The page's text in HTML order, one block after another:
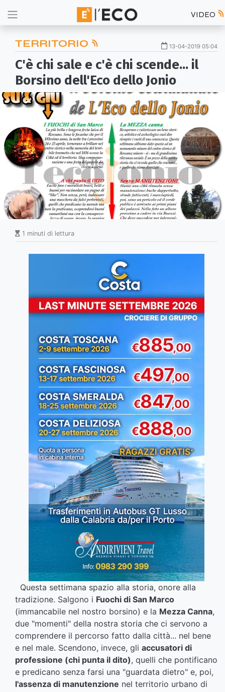
VIDEO
TERRITORIO 13-04-2019 05:04
C'è chi sale e c'è chi scende... il
Borsino dell'Eco dello Jonio
1 minuti di lettura
Questa settimana spazio alla storia, onore alla
tradizione. Salgono i Fuochi di San Marco
(immancabile nel nostro borsino) e la Mezza Canna,
due "momenti" della nostra storia che ci servono a
comprendere il percorso fatto dalla città... nel bene
e nel male. Scendono, invece, gli accusatori di
professione (chi punta il dito), quelli che pontificano
e predicano senza farsi una "guardata dietro" e, poi,
l'assenza di manutenzione nel territorio urbano di